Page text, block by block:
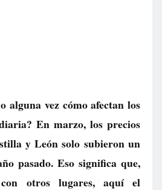
alguna vez cómo afectan los
En marzo, los precios
y León solo subieron un
pasado. Eso significa que,
otros lugares, aquí el